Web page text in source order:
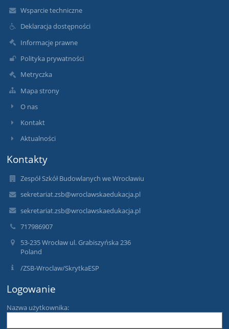
Wsparcie techniczne
Deklaracja dostępności
Informacje prawne
Polityka prywatności
Metryczka
Mapa strony
O nas
Kontakt
Aktualności
Kontakty
Zespół Szkół Budowlanych we Wrocławiu
sekretariat.zsb@wroclawskaedukacja.pl
sekretariat.zsb@wroclawskaedukacja.pl
717986907
53-235 Wrocław ul. Grabiszyńska 236
Poland
/ZSB-Wroclaw/SkrytkaESP
Logowanie
Nazwa użytkownika: